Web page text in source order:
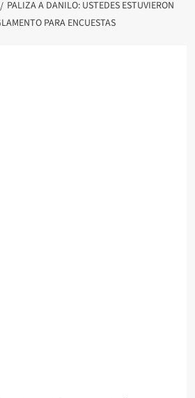
PALIZA A DANILO: USTEDES ESTUVIERON
PARA ENCUESTAS